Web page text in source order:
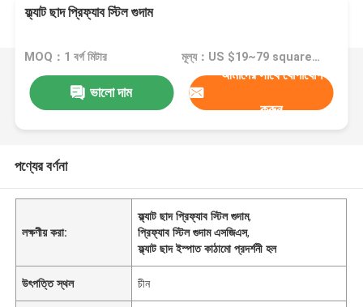
ফ্ল্যাট ছাদ প্রিফ্যাব স্টিল গুদাম
MOQ：1 বর্গ মিটার মূল্য：US $19~79 square meter
ভালো দাম
আমাদের সাথে যোগাযোগ
করুন
পণ্যের বর্ণনা
লক্ষণীয় করা:
ফ্ল্যাট ছাদ প্রিফ্যাব স্টিল গুদাম,
প্রিফ্যাব স্টিল গুদাম এসজিএস,
ফ্ল্যাট ছাদ ইস্পাত কাঠামো প্রদর্শনী হল
উৎপত্তি স্থল চীন